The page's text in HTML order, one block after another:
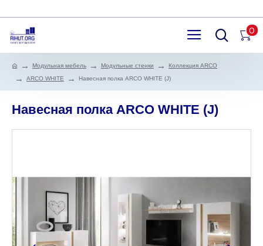
0
Модульная мебель Модульные стенки
Коллекция ARCO
ARCO WHITE
Навесная полка ARCO WHITE (J)
Навесная полка ARCO WHITE (J)